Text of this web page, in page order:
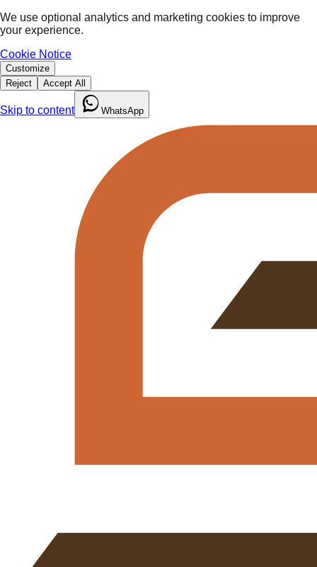
We use optional analytics and marketing cookies to improve
your experience.
Cookie Notice
Customize
Reject
Accept All
Skip to content WhatsApp